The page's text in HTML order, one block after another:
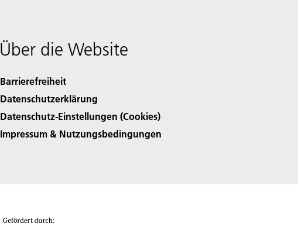
Über die Website
Barrierefreiheit
Datenschutzerklärung
Datenschutz-Einstellungen (Cookies)
Impressum & Nutzungsbedingungen